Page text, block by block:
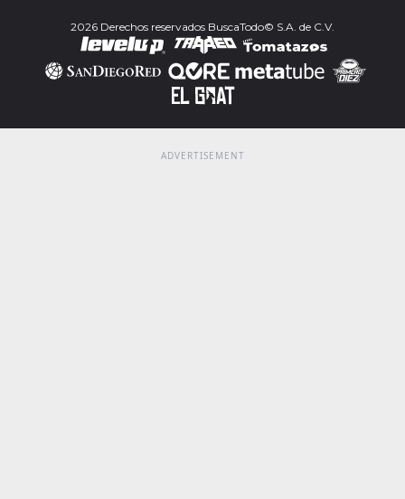
2026 Derechos reservados BuscaTodo© S.A. de C.V.